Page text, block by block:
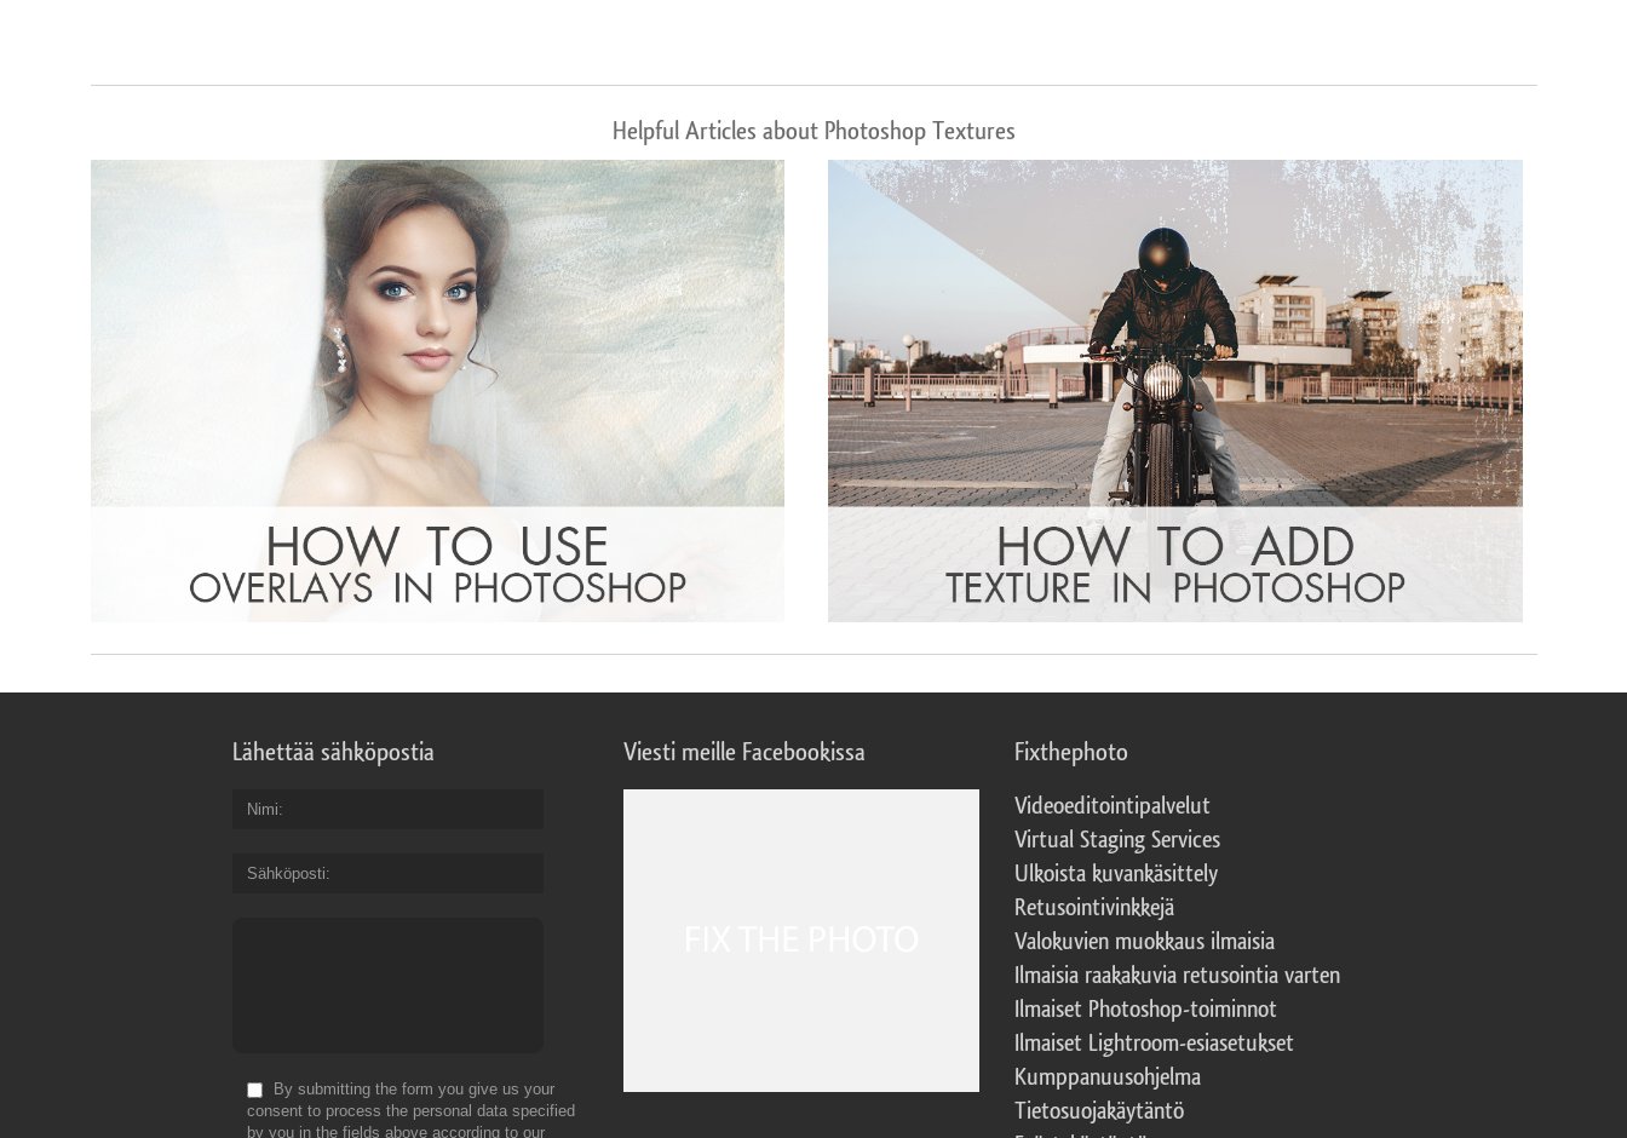
Helpful Articles about Photoshop Textures
Lähettää sähköpostia
Nimi
Sähköposti
By submitting the form you give us your
consent to process the personal data specified
by you in the fields above according to our
Viesti meille Facebookissa Fixthephoto
Videoeditointipalvelut
Virtual Staging Services
Ulkoista kuvankäsittely
Retusointivinkkejä
Valokuvien muokkaus ilmaisia
Ilmaisia raakakuvia retusointia varten
Ilmaiset Photoshop-toiminnot
Ilmaiset Lightroom-esiasetukset
Kumppanuusohjelma
Tietosuojakäytäntö